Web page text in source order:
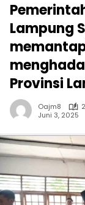
Lampung
Provinsi
Oajm8
Juni 3, 2025